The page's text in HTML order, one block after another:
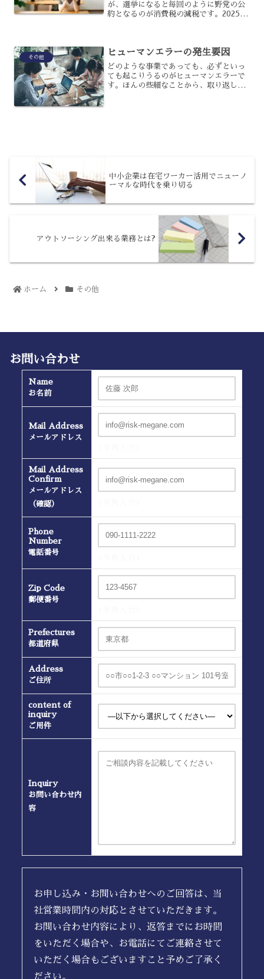
が、選挙になると毎回のように野党の公
約となるのが消費税の減税です。2025年
影響があるのでしょ...
その他 ヒューマンエラーの発生要因
どのような事業であっても、必ずといっ
ても起こりうるのがヒューマンエラーで
す。ほんの些細なことから、取り返しの
中小企業は在宅ワーカー活用でニューノ
ーマルな時代を乗り切る
アウトソーシング出来る業務とは?
ホーム その他
お問い合わせ
Name
お名前
Mail Address
メールアドレス
Mail Address
Confirm
メールアドレス
（確認）
Phone
Number
電話番号
Zip Code
郵便番号
Prefectures
都道府県
Address
ご住所
content of
inquiry
ご用件
Inquiry
お問い合わせ内
容
お申し込み・お問い合わせへのご回答は、当
社営業時間内の対応とさせていただきます。
お問い合わせ内容により、返答までにお時間
をいただく場合や、お電話にてご連絡させて
いただく場合もございますこと予めご了承く
ださい。